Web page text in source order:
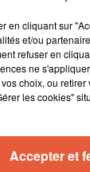
attendue
en cliquant sur
et/ou
refuser en
ne
choix, ou
les cookies"
Accepter et